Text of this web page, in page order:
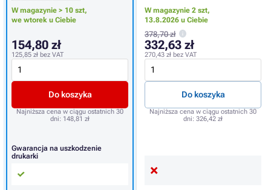
W magazynie 2 szt,
13.8.2026 u Ciebie
378,70 zł
332,63 zł
270,43 zł bez VAT
Do koszyka
Najniższa cena w ciągu ostatnich 30
dni: 326,42 zł
W magazynie > 10 szt,
we wtorek u Ciebie
154,80 zł
125,85 zł bez VAT
Do koszyka
Najniższa cena w ciągu ostatnich 30
dni: 148,81 zł
Gwarancja na uszkodzenie
drukarki